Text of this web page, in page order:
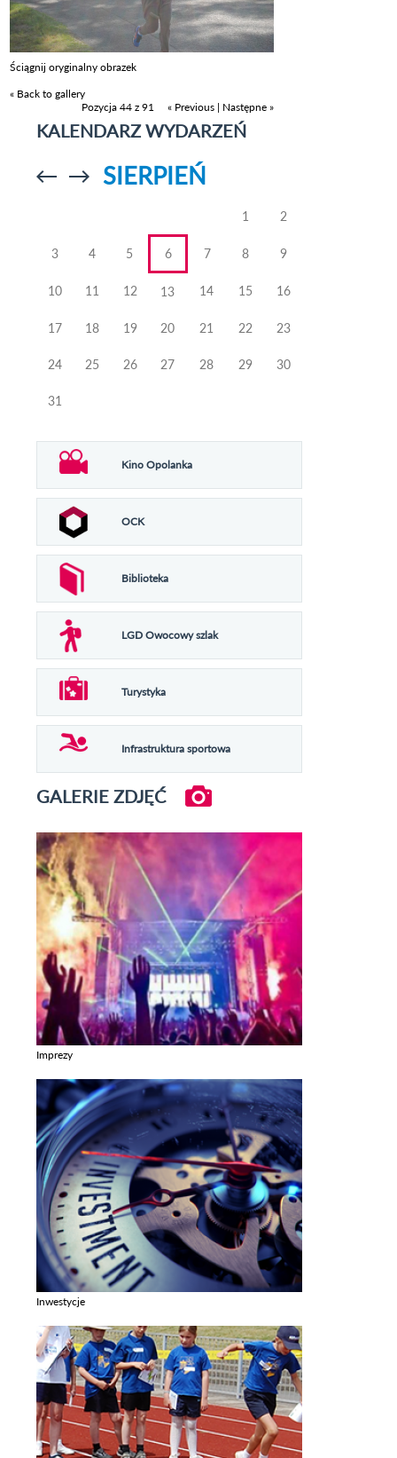
Ściągnij oryginalny obrazek
« Back to gallery
Pozycja 44 z 91
« Previous | Następne »
KALENDARZ WYDARZEŃ
Przejdź doPrzejdź do
SIERPIEŃ
1 2
3 4 5 6 7 8 9
10 11 12 13 14 15 16
17 18 19 20 21 22 23
24 25 26 27 28 29 30
31
Kino Opolanka
OCK
Biblioteka
LGD Owocowy szlak
Turystyka
Infrastruktura sportowa
GALERIE ZDJĘĆ
Imprezy
Inwestycje